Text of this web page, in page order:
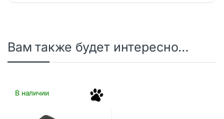
Вам также будет интересно…
В наличии